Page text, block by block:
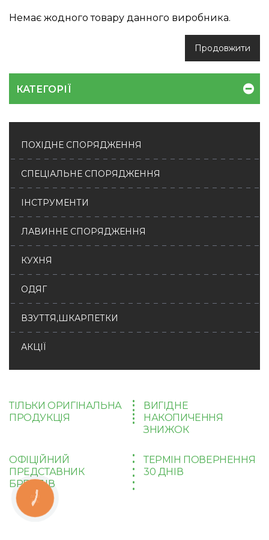
Немає жодного товару данного виробника.
Продовжити
КАТЕГОРІЇ
ПОХІДНЕ СПОРЯДЖЕННЯ
СПЕЦІАЛЬНЕ СПОРЯДЖЕННЯ
ІНСТРУМЕНТИ
ЛАВИННЕ СПОРЯДЖЕННЯ
КУХНЯ
ОДЯГ
ВЗУТТЯ,ШКАРПЕТКИ
АКЦІЇ
ТІЛЬКИ ОРИГІНАЛЬНА
ПРОДУКЦІЯ
ВИГІДНЕ
НАКОПИЧЕННЯ
ЗНИЖОК
ОФІЦІЙНИЙ
ПРЕДСТАВНИК
БРЕНДІВ
ТЕРМІН ПОВЕРНЕННЯ
30 ДНІВ
КНОПКА
ЗВ'ЯЗКУ